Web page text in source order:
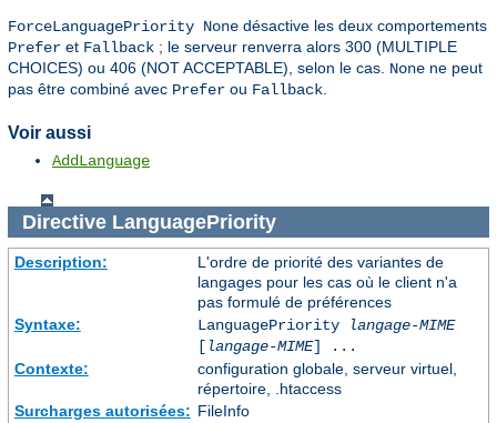
ForceLanguagePriority None désactive les deux comportements
Prefer et Fallback ; le serveur renverra alors 300 (MULTIPLE
CHOICES) ou 406 (NOT ACCEPTABLE), selon le cas. None ne peut
pas être combiné avec Prefer ou Fallback
Voir aussi
AddLanguage
Directive LanguagePriority
Description:
L'ordre de priorité des variantes de
langages pour les cas où le client n'a
pas formulé de préférences
Syntaxe:
LanguagePriority
langage-MIME
[ langage-MIME] ...
Contexte:
configuration globale, serveur virtuel,
répertoire, .htaccess
Surcharges autorisées: FileInfo